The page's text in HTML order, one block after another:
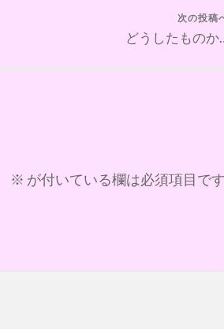
次の投稿
どうしたものか
※ が付いている欄は必須項目です